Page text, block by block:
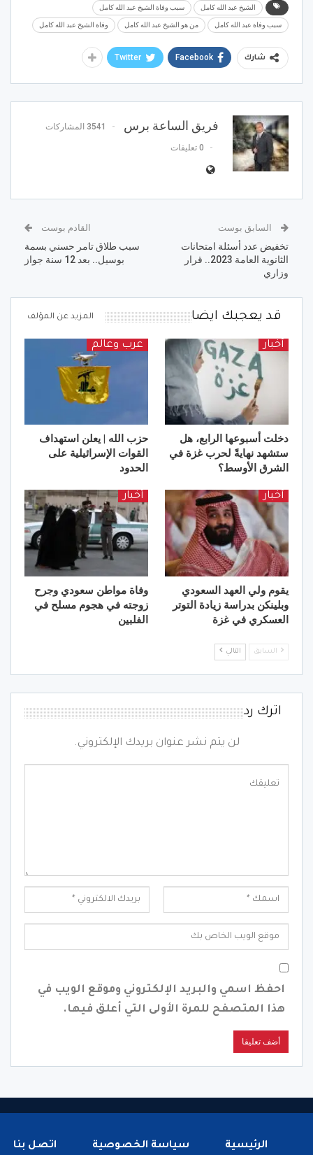
الشيخ عبد الله كامل سبب وفاة الشيخ عبد الله كامل
سبب وفاة عبد الله كامل من هو الشيخ عبد الله كامل وفاة الشيخ عبد الله كامل
شارك Facebook
Twitter
فريق الساعة برس 3541 المشاركات
0 تعليقات
السابق بوست
تخفيض عدد أسئلة امتحانات
الثانوية العامة 2023.. قرار
وزاري
القادم بوست
سبب طلاق تامر حسني بسمة
بوسيل.. بعد 12 سنة جواز
قد يعجبك ايضا المزيد عن المؤلف
أخبار
دخلت أسبوعها الرابع، هل
ستشهد نهايةً لحرب غزة في
الشرق الأوسط؟
عرب وعالم
حزب الله | يعلن استهداف
القوات الإسرائيلية على
الحدود
أخبار
يقوم ولي العهد السعودي
وبلينكن بدراسة زيادة التوتر
العسكري في غزة
أخبار
وفاة مواطن سعودي وجرح
زوجته في هجوم مسلح في
الفلبين
السابق التالي
اترك رد
لن يتم نشر عنوان بريدك الإلكتروني.
احفظ اسمي والبريد الإلكتروني وموقع الويب في
هذا المتصفح للمرة الأولى التي أعلق فيها.
الرئيسية سياسة الخصوصية اتصل بنا